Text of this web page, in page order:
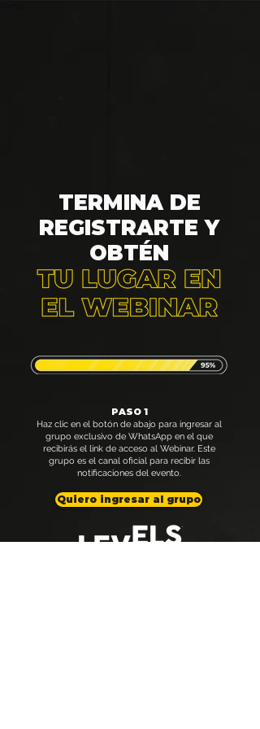
TERMINA DE
REGISTRARTE Y
OBTÉN
PASO 1
Haz clic en el botón de abajo para ingresar al
grupo exclusivo de WhatsApp en el que
recibirás el link de acceso al Webinar. Este
grupo es el canal oficial para recibir las
notificaciones del evento.
Quiero ingresar al grupo